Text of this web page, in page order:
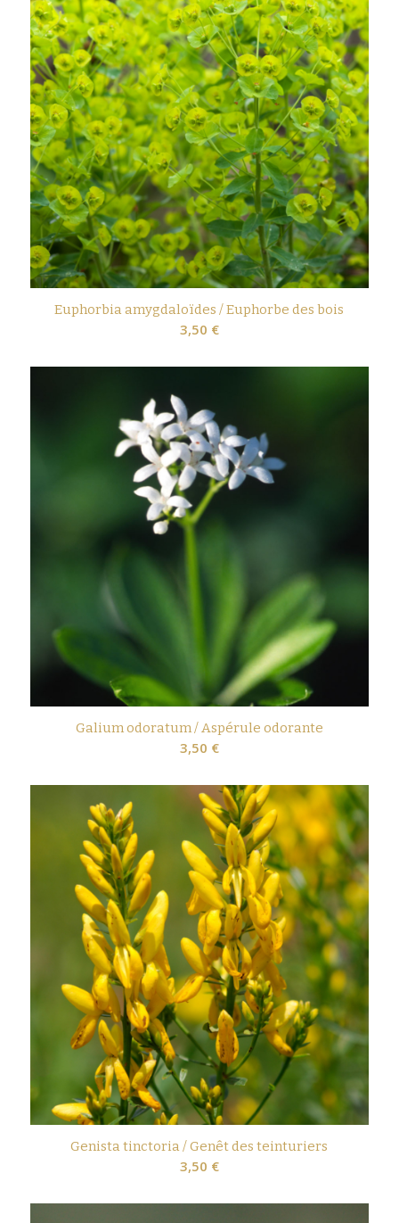
Euphorbia amygdaloïdes / Euphorbe des bois
3,50 €
Galium odoratum / Aspérule odorante
3,50 €
Genista tinctoria / Genêt des teinturiers
3,50 €